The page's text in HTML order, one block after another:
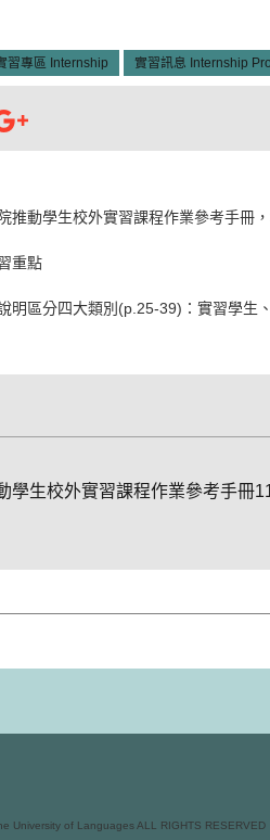
習專區 Internship 實習訊息 Internship
推動學生校外實習課程作業參考手冊
重點
明區分四大類別(p.25-39)：實習學生
學生校外實習課程作業參考手冊
University of Languages ALL RIGHTS RESERVED